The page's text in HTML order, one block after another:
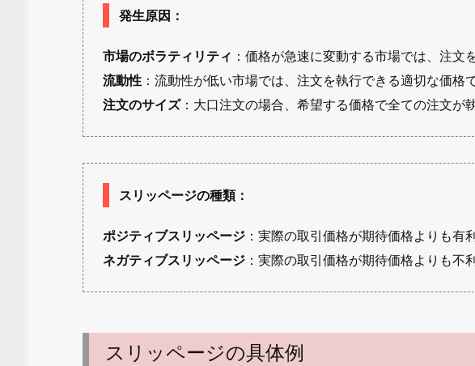
発生原因 ：
市場のボラティリティ ：価格が急速に変動する市場では、注文
流動性 ：流動性が低い市場では、注文を執行できる適切な価格
注文のサイズ：大口注文の場合、希望する価格で全ての注文が
スリッページの種類：
ポジティブスリッページ ：実際の取引価格が期待価格よりも有
ネガティブスリッページ ：実際の取引価格が期待価格よりも不
スリッページの具体例